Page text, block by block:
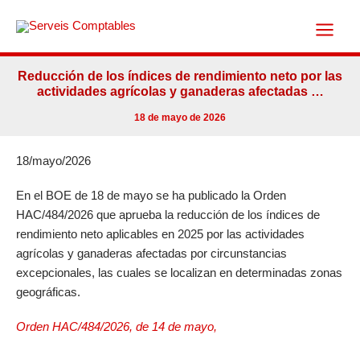
Reducción de los índices de rendimiento neto por las
actividades agrícolas y ganaderas afectadas …
18 de mayo de 2026
18/mayo/2026
En el BOE de 18 de mayo se ha publicado la Orden
HAC/484/2026 que aprueba la reducción de los índices de
rendimiento neto aplicables en 2025 por las actividades
agrícolas y ganaderas afectadas por circunstancias
excepcionales, las cuales se localizan en determinadas zonas
geográficas.
Orden HAC/484/2026, de 14 de mayo,